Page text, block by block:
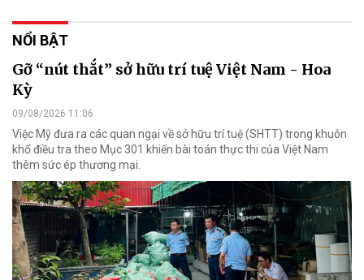
NỔI BẬT
Gỡ “nút thắt” sở hữu trí tuệ Việt Nam - Hoa
Kỳ
09/08/2026 11:06
Việc Mỹ đưa ra các quan ngại về sở hữu trí tuệ (SHTT) trong khuôn
khổ điều tra theo Mục 301 khiến bài toán thực thi của Việt Nam
thêm sức ép thương mại.